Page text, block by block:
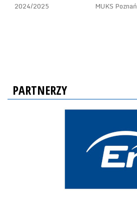
2024/2025
MUKS Poznań
PARTNERZY